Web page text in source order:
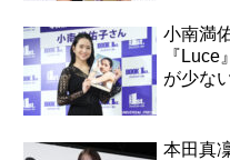
小南満
『
が少な
本田真